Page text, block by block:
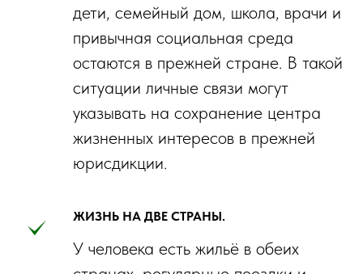
дети, семейный дом, школа, врачи и
привычная социальная среда
остаются в прежней стране. В такой
ситуации личные связи могут
указывать на сохранение центра
жизненных интересов в прежней
юрисдикции.
ЖИЗНЬ НА ДВЕ СТРАНЫ.
У человека есть жильё в обеих